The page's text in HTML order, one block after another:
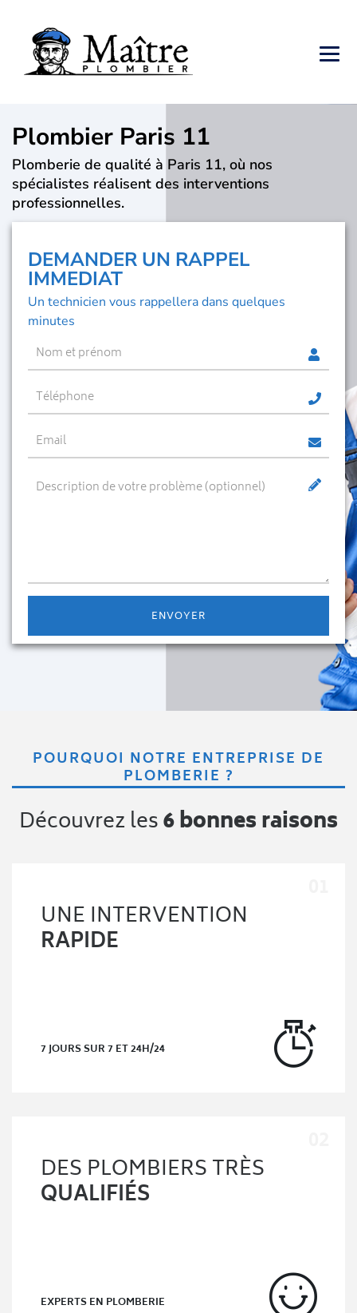
Plombier Paris 11
Plomberie de qualité à Paris 11, où nos
spécialistes réalisent des interventions
professionnelles.
DEMANDER UN RAPPEL
IMMEDIAT
Un technicien vous rappellera dans quelques
minutes
POURQUOI NOTRE ENTREPRISE DE
PLOMBERIE ?
Découvrez les6 bonnes raisons
UNE INTERVENTION
RAPIDE
7 JOURS SUR 7 ET 24H/24
DES PLOMBIERS TRÈS
QUALIFIÉS
EXPERTS EN PLOMBERIE